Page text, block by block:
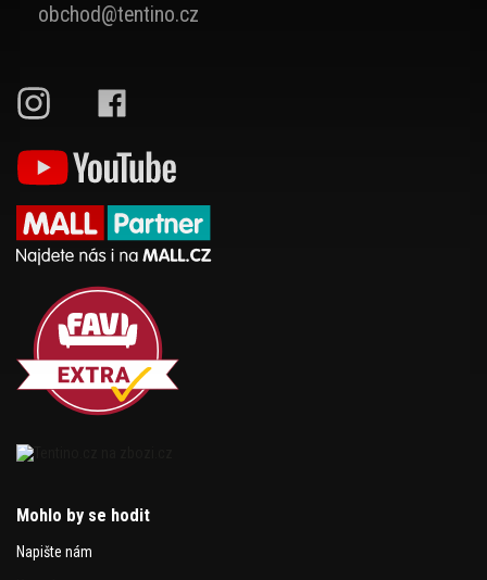
obchod@tentino.cz
Mohlo by se hodit
Napište nám